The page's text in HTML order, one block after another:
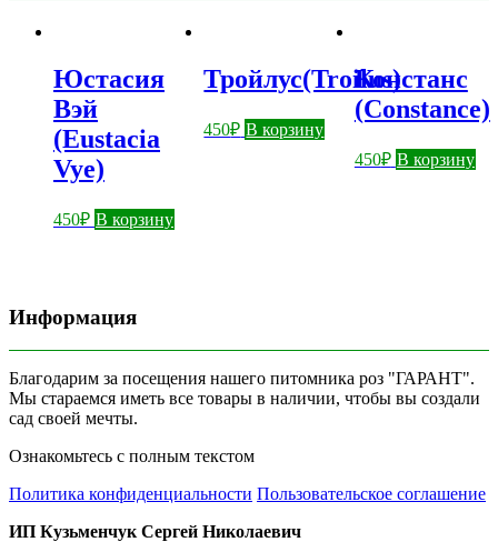
Юстасия
Вэй
(Eustacia
Vye)
450₽ В корзину
Тройлус(Troilus)
450₽ В корзину
Констанс
(Constance)
450₽ В корзину
Информация
Благодарим за посещения нашего питомника роз "ГАРАНТ".
Мы стараемся иметь все товары в наличии, чтобы вы создали
сад своей мечты.
Ознакомьтесь с полным текстом
Политика конфиденциальности Пользовательское соглашение
ИП Кузьменчук Сергей Николаевич